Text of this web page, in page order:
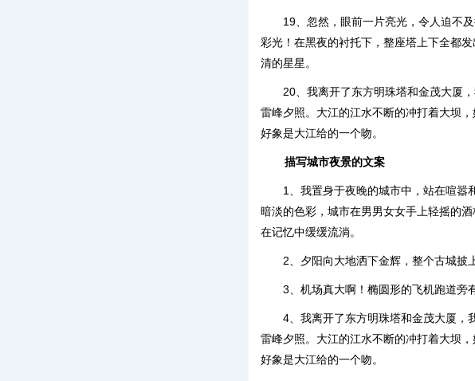
19、忽然，眼前一片亮光，令人迫不
彩光！在黑夜的衬托下，整座塔上下全都
清的星星。
20、我离开了东方明珠塔和金茂大厦
雷峰夕照。大江的江水不断的冲打着大坝
好象是大江给的一个吻。
描写城市夜景的文案
1、我置身于夜晚的城市中，站在喧嚣
暗淡的色彩，城市在男男女女手上轻摇的
在记忆中缓缓流淌。
2、夕阳向大地洒下金辉，整个古城披
3、机场真大啊！椭圆形的飞机跑道旁
4、我离开了东方明珠塔和金茂大厦，
雷峰夕照。大江的江水不断的冲打着大坝
好象是大江给的一个吻。